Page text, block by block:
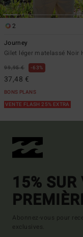
2
Journey
Gilet léger matelassé Noir
99,95 € 63%
37,48 €
BONS PLANS
VENTE FLASH 25% EXTRA
15% SUR
Abonnez-vous pour
exclusives.